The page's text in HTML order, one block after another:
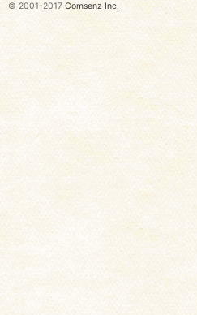
© 2001-2017 Comsenz Inc.